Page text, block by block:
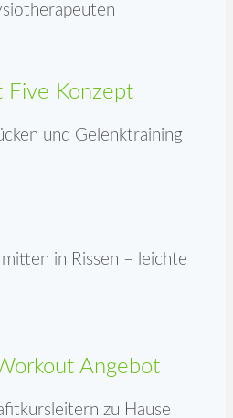
Five Konzept
und Gelenktraining
mitten in Rissen – leichte
Angebot
zu Hause